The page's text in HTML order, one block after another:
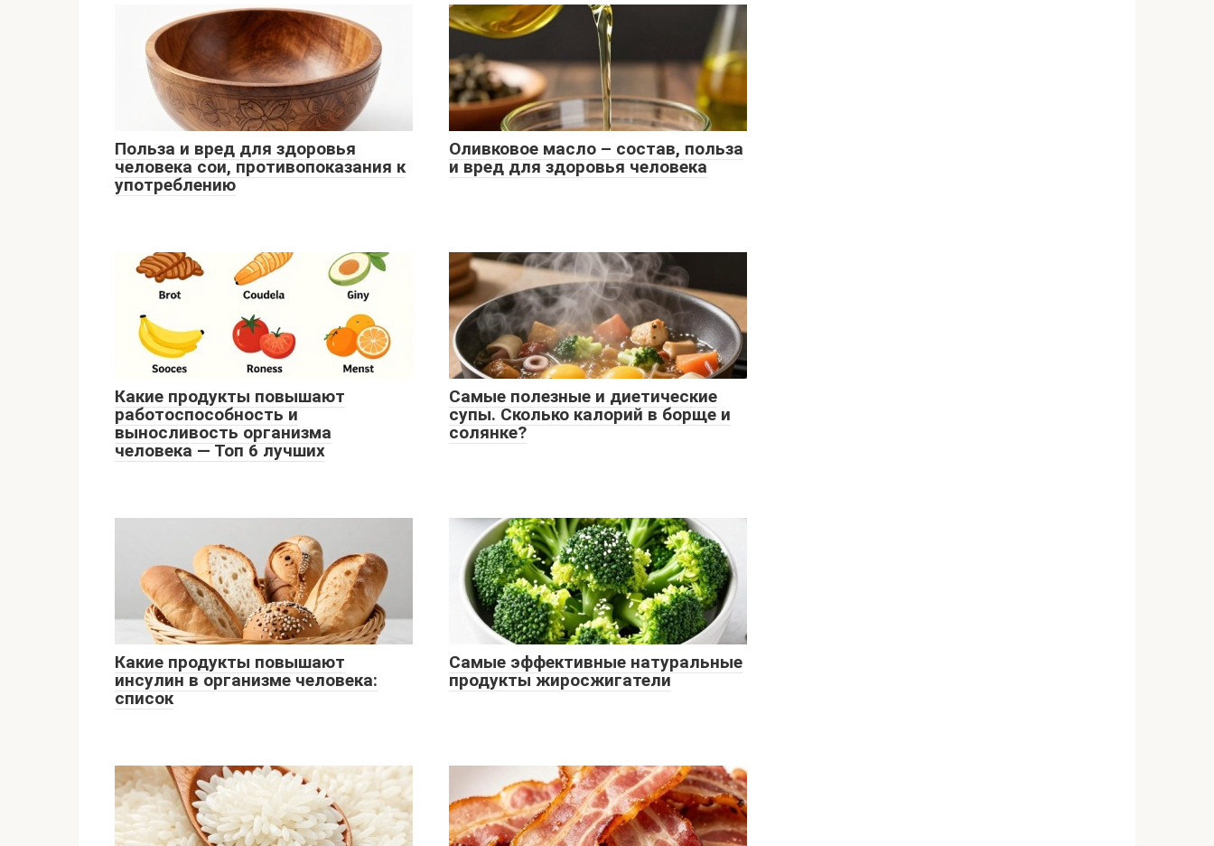
Польза и вред для здоровья
человека сои, противопоказания к
употреблению
Оливковое масло – состав, польза
и вред для здоровья человека
Какие продукты повышают
работоспособность и
выносливость организма
человека — Топ 6 лучших
Самые полезные и диетические
супы. Сколько калорий в борще и
солянке?
Какие продукты повышают
инсулин в организме человека:
список
Самые эффективные натуральные
продукты жиросжигатели